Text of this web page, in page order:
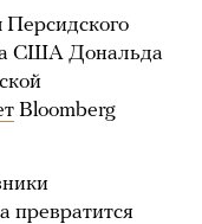
США Дональда
Bloomberg
превратится